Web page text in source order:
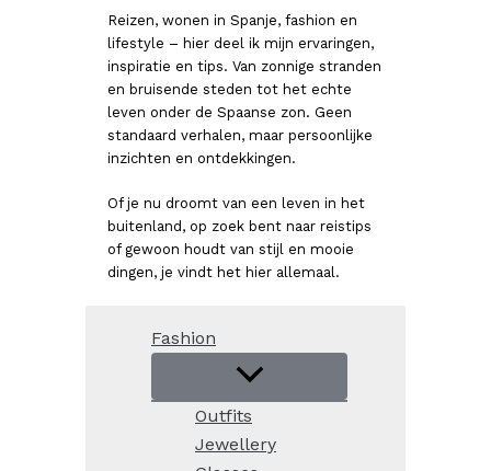
Reizen, wonen in Spanje, fashion en
lifestyle – hier deel ik mijn ervaringen,
inspiratie en tips. Van zonnige stranden
en bruisende steden tot het echte
leven onder de Spaanse zon. Geen
standaard verhalen, maar persoonlijke
inzichten en ontdekkingen.
Of je nu droomt van een leven in het
buitenland, op zoek bent naar reistips
of gewoon houdt van stijl en mooie
dingen, je vindt het hier allemaal.
Fashion
Outfits
Jewellery